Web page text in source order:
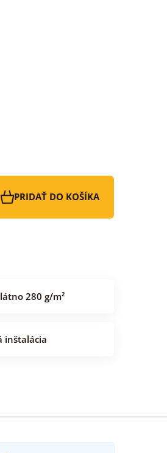
PRIDAŤ DO KOŠÍKA
280 g/m²
inštalácia